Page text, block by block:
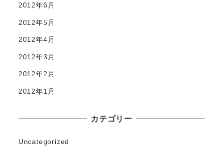
2012年6月
2012年5月
2012年4月
2012年3月
2012年2月
2012年1月
カテゴリー
Uncategorized